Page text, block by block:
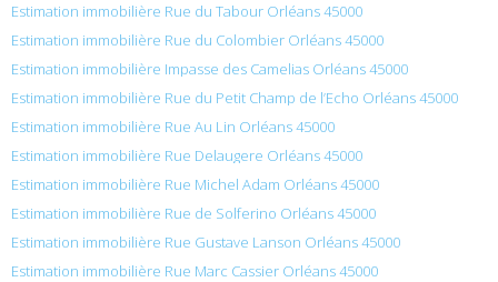
Estimation immobilière Rue du Tabour Orléans 45000
Estimation immobilière Rue du Colombier Orléans 45000
Estimation immobilière Impasse des Camelias Orléans 45000
Estimation immobilière Rue du Petit Champ de l’Echo Orléans 45000
Estimation immobilière Rue Au Lin Orléans 45000
Estimation immobilière Rue Delaugere Orléans 45000
Estimation immobilière Rue Michel Adam Orléans 45000
Estimation immobilière Rue de Solferino Orléans 45000
Estimation immobilière Rue Gustave Lanson Orléans 45000
Estimation immobilière Rue Marc Cassier Orléans 45000